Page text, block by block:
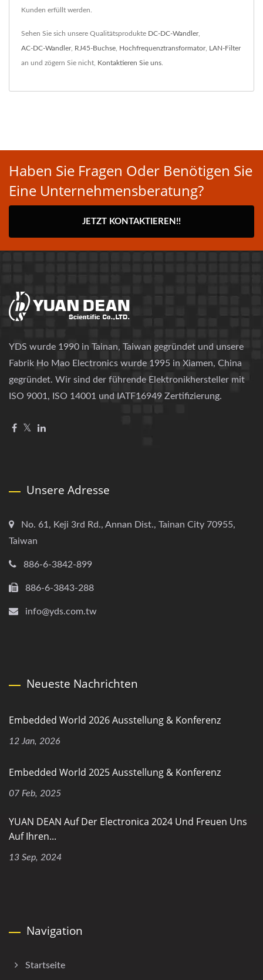
Kunden erfüllt werden.
Sehen Sie sich unsere Qualitätsprodukte DC-DC-Wandler,
AC-DC-Wandler, RJ45-Buchse Hochfrequenztransformator, LAN-Filter
an und zögern Sie nicht, Kontaktieren Sie uns
Haben Sie Fragen Oder Benötigen Sie
Eine Unternehmensberatung?
JETZT KONTAKTIEREN!!
YDS wurde 1990 in Tainan, Taiwan gegründet und unsere
Fabrik Ho Mao Electronics wurde 1995 in Xiamen, China
gegründet. Wir sind der führende Elektronikhersteller mit
ISO 9001, ISO 14001 und IATF16949 Zertifizierung.
Unsere Adresse
No. 61, Keji 3rd Rd., Annan Dist., Tainan City 70955,
Taiwan
886-6-3842-899
886-6-3843-288
info@yds.com.tw
Neueste Nachrichten
Embedded World 2026 Ausstellung & Konferenz
12 Jan, 2026
Embedded World 2025 Ausstellung & Konferenz
07 Feb, 2025
YUAN DEAN Auf Der Electronica 2024 Und Freuen Uns
Auf Ihren...
13 Sep, 2024
Navigation
Startseite